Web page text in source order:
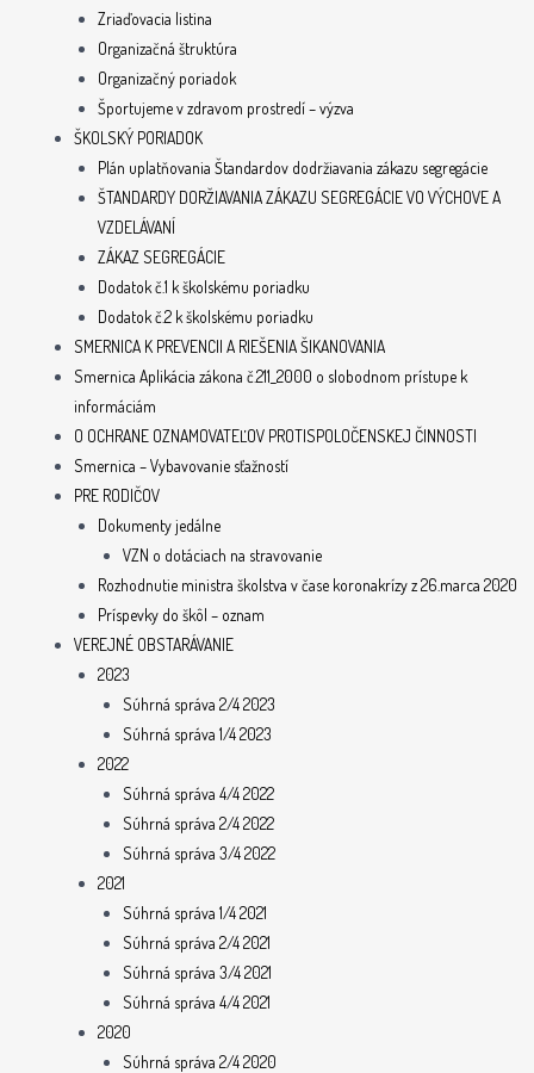
Zriaďovacia listina
Organizačná štruktúra
Organizačný poriadok
Športujeme v zdravom prostredí – výzva
ŠKOLSKÝ PORIADOK
Plán uplatňovania Štandardov dodržiavania zákazu segregácie
ŠTANDARDY DORŽIAVANIA ZÁKAZU SEGREGÁCIE VO VÝCHOVE A
VZDELÁVANÍ
ZÁKAZ SEGREGÁCIE
Dodatok č.1 k školskému poriadku
Dodatok č.2 k školskému poriadku
SMERNICA K PREVENCII A RIEŠENIA ŠIKANOVANIA
Smernica Aplikácia zákona č.211_2000 o slobodnom prístupe k
informáciám
O OCHRANE OZNAMOVATEĽOV PROTISPOLOČENSKEJ ČINNOSTI
Smernica – Vybavovanie sťažností
PRE RODIČOV
Dokumenty jedálne
VZN o dotáciach na stravovanie
Rozhodnutie ministra školstva v čase koronakrízy z 26.marca 2020
Príspevky do škôl – oznam
VEREJNÉ OBSTARÁVANIE
2023
Súhrná správa 2/4 2023
Súhrná správa 1/4 2023
2022
Súhrná správa 4/4 2022
Súhrná správa 2/4 2022
Súhrná správa 3/4 2022
2021
Súhrná správa 1/4 2021
Súhrná správa 2/4 2021
Súhrná správa 3/4 2021
Súhrná správa 4/4 2021
2020
Súhrná správa 2/4 2020